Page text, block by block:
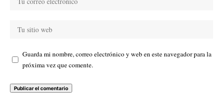
Guarda mi nombre, correo electrónico y web en este navegador para la
próxima vez que comente.